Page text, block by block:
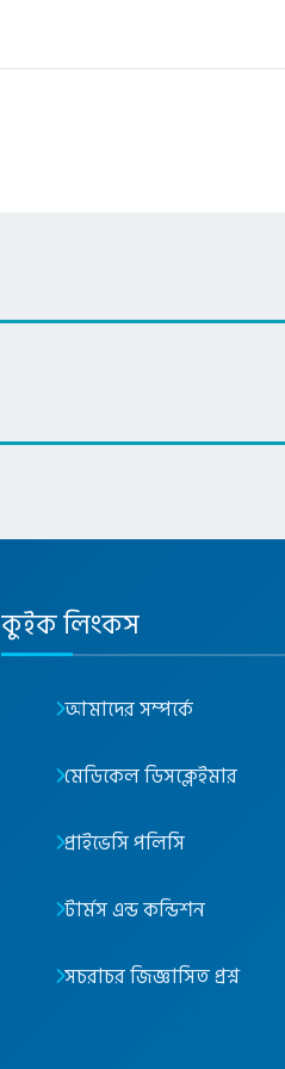
কুইক লিংকস
আমাদের সম্পর্কে
মেডিকেল ডিসক্লেইমার
প্রাইভেসি পলিসি
টার্মস এন্ড কন্ডিশন
সচরাচর জিজ্ঞাসিত প্রশ্ন